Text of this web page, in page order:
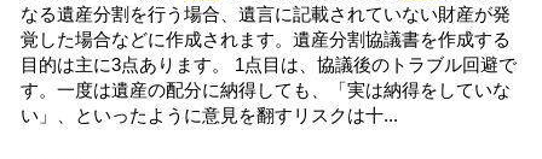
なる遺産分割を行う場合、遺言に記載されていない財産が発
覚した場合などに作成されます。遺産分割協議書を作成する
目的は主に3点あります。 1点目は、協議後のトラブル回避で
す。一度は遺産の配分に納得しても、「実は納得をしていな
い」、といったように意見を翻すリスクは十...